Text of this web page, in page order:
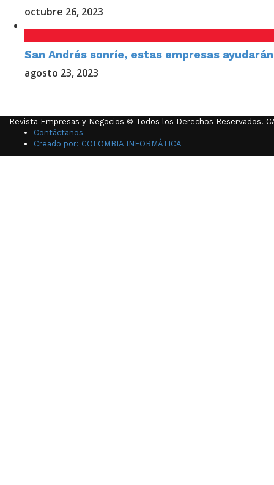
octubre 26, 2023
San Andrés sonríe, estas empresas
agosto 23, 2023
Revista Empresas y Negocios © Todos los Derechos Reservados.
Contáctanos
Creado por: COLOMBIA INFORMÁTICA